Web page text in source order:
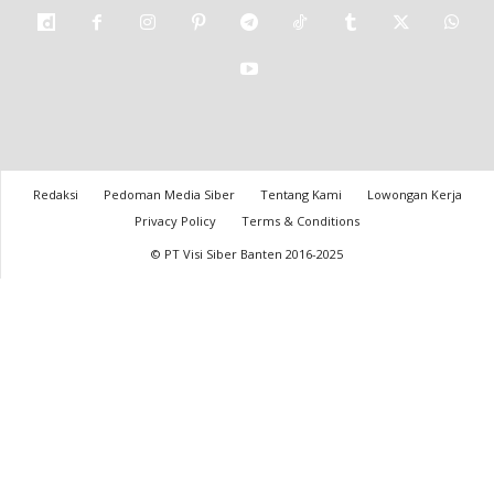
Redaksi Pedoman Media Siber Tentang Kami
Lowongan Kerja
Privacy Policy
Terms & Conditions
© PT Visi Siber Banten 2016-2025